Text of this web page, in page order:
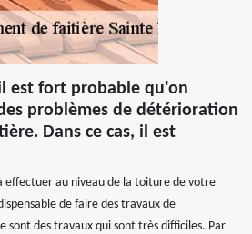
est fort probable qu'on
problèmes de détérioration
Dans ce cas, il est
effectuer au niveau de la toiture de votre
de faire des travaux de
sont des travaux qui sont très difficiles. Par